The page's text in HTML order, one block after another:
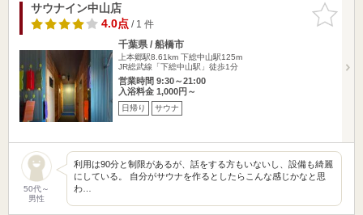
お気に入
りに追加
サウナイン中山店
4.0点/ 1 件
千葉県 / 船橋市
上本郷駅8.61km 下総中山駅125m
JR総武線「下総中山駅」徒歩1分
営業時間 9:30～21:00
入浴料金 1,000円～
日帰り サウナ
50代～
男性
利用は90分と制限があるが、話をする方もいないし、設備も綺麗
にしている。 自分がサウナを作るとしたらこんな感じかなと思
わ…